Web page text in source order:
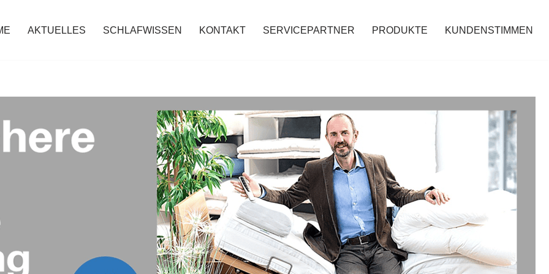
AKTUELLES SCHLAFWISSEN KONTAKT SERVICEPARTNER PRODUKTE KUNDENSTIMMEN